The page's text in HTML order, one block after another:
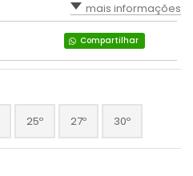
mais informações
Compartilhar
25º 27º 30º